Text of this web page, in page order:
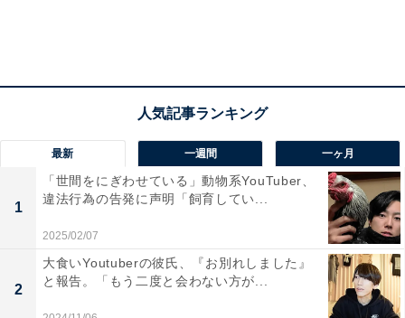
最新 一週間 一ヶ月
1
「世間をにぎわせている」動物系YouTuber、
違法行為の告発に声明「飼育してい...
2025/02/07
2
大食いYoutuberの彼氏、『お別れしました』
と報告。「もう二度と会わない方が...